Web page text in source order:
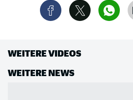
WEITERE VIDEOS
WEITERE NEWS